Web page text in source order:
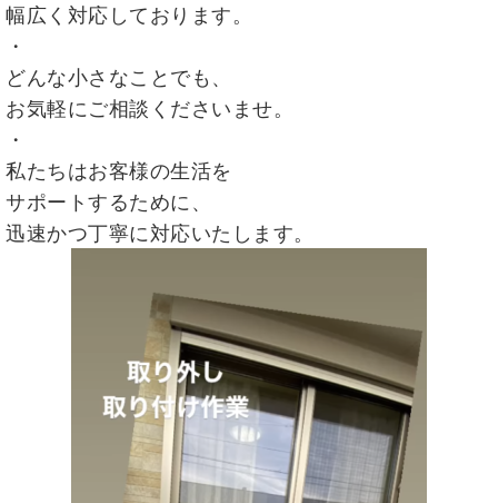
幅広く対応しております。
・
どんな小さなことでも、
お気軽にご相談くださいませ。
・
私たちはお客様の生活を
サポートするために、
迅速かつ丁寧に対応いたします。